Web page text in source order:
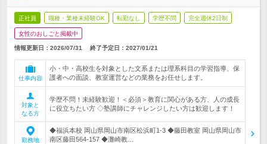
正社員 職種・業種未経験OK 転勤なし 学歴不問 完全週休2日制
女性のおしごと掲載中
情報更新日：2026/07/31 終了予定日： 2027/01/21
仕事内容
小・中・高校生を対象とした文系または理系科目の学習指導、保
護者への面談、教室運営などの業務をお任せします。
対象と
なる方
学歴不問！未経験歓迎！＜必須＞教育に関心がある方、人の成長
に役立ちたい方 ◇塾講師にチャレンジしたい方は歓迎します！
勤務地
◆福浜本校 岡山県岡山市南区松浜町1-3 ◆藤田教室 岡山県岡山市
南区藤田564-157 ◆灘崎教…